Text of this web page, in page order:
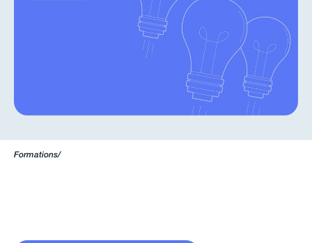
Formations/